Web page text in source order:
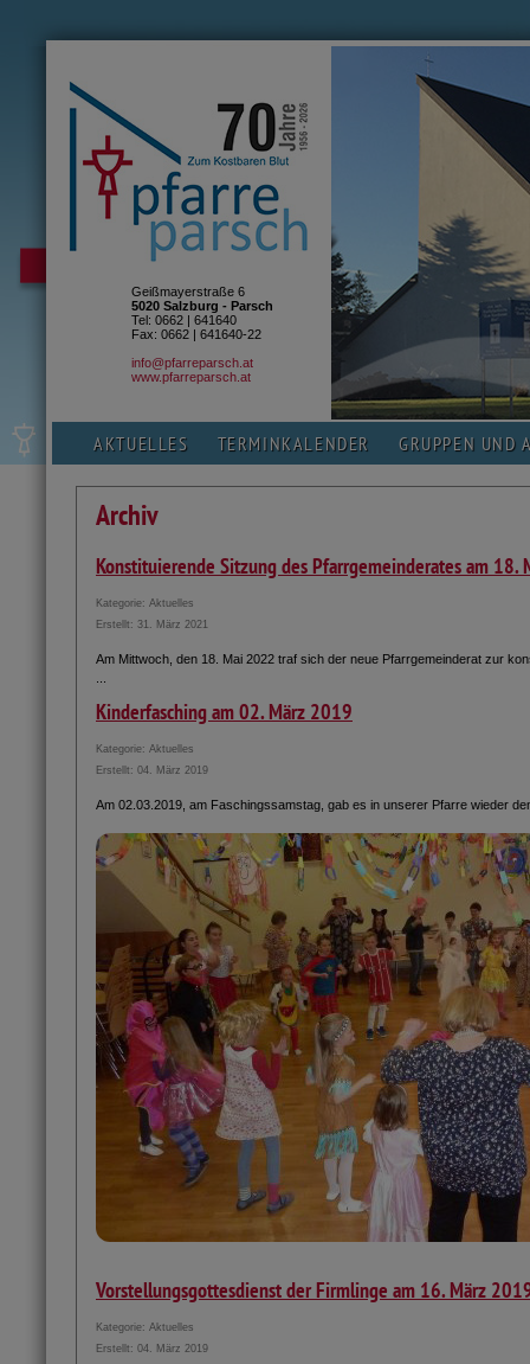
Geißmayerstraße 6
5020 Salzburg - Parsch
Tel: 0662 | 641640
Fax: 0662 | 641640-22
info@pfarreparsch.at
www.pfarreparsch.at
AKTUELLES TERMINKALENDER GRUPPEN UND
Archiv
Konstituierende Sitzung des Pfarrgemeinderates am 18.
Kategorie: Aktuelles
Erstellt: 31. März 2021
Am Mittwoch, den 18. Mai 2022 traf sich der neue Pfarrgemeinderat zur
Kinderfasching am 02. März 2019
Kategorie: Aktuelles
Erstellt: 04. März 2019
Am 02.03.2019, am Faschingssamstag, gab es in unserer Pfarre wieder
Vorstellungsgottesdienst der Firmlinge am 16. März
Kategorie: Aktuelles
Erstellt: 04. März 2019